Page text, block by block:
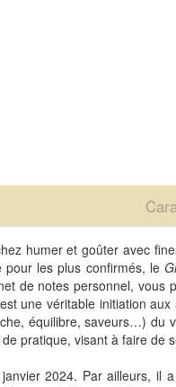
humer et goûter avec
les plus confirmés, le
de notes personnel, vous
une véritable initiation
équilibre, saveurs…) du
pratique, visant à faire de
2024. Par ailleurs, il